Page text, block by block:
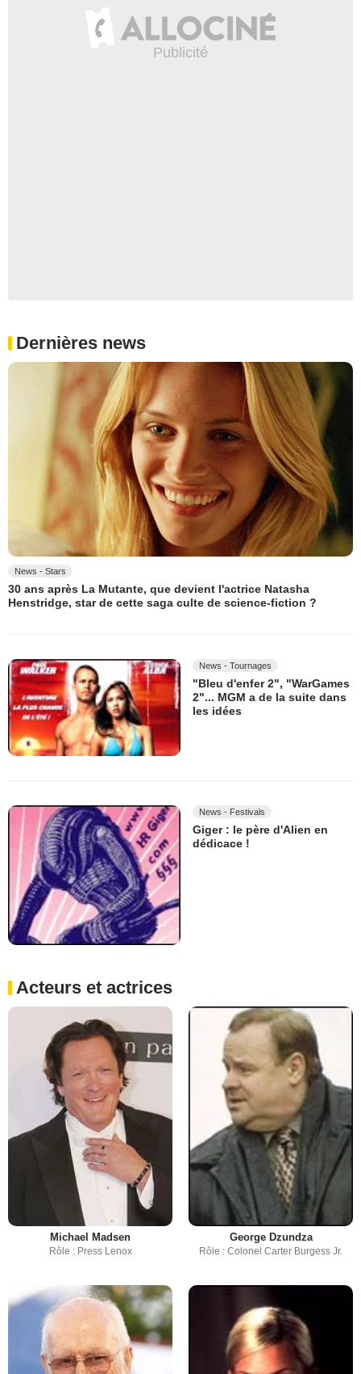
Dernières news
News - Stars
30 ans après La Mutante, que devient l'actrice Natasha
Henstridge, star de cette saga culte de science-fiction ?
News - Tournages
"Bleu d'enfer 2", "WarGames
2"... MGM a de la suite dans
les idées
News - Festivals
Giger : le père d'Alien en
dédicace !
Acteurs et actrices
Michael Madsen
Rôle : Press Lenox
George Dzundza
Rôle : Colonel Carter Burgess Jr.